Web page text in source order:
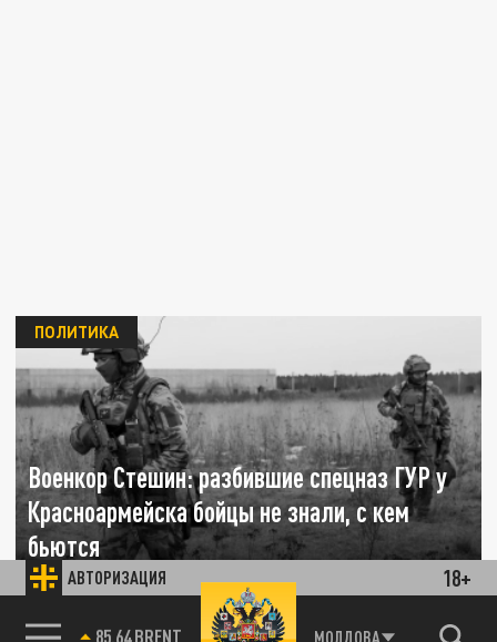
АВТОРИЗАЦИЯ 18+
85.64 BRENT МОЛДОВА
Военкор Стешин: разбившие спецназ ГУР у
Красноармейска бойцы не знали, с кем
бьются
ПОЛИТИКА
17 НОЯБРЯ 08:57
Русские бойцы уничтожили украинский